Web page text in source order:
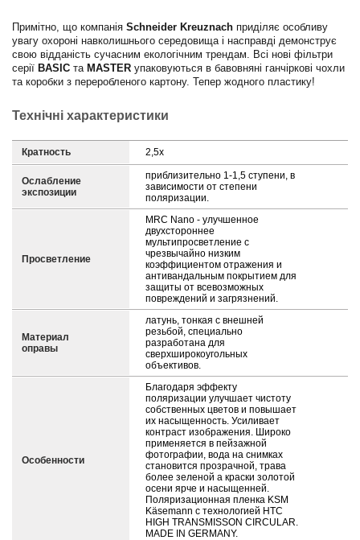
Примітно, що компанія Schneider Kreuznach приділяє особливу
увагу охороні навколишнього середовища і насправді демонструє
свою відданість сучасним екологічним трендам. Всі нові фільтри
серії BASIC та MASTER упаковуються в бавовняні ганчіркові чохли
та коробки з переробленого картону. Тепер жодного пластику!
Технічні характеристики
Кратность 2,5х
Ослабление
экспозиции
приблизительно 1-1,5 ступени, в
зависимости от степени
поляризации.
Просветление
MRC Nano - улучшенное
двухстороннее
мультипросветление с
чрезвычайно низким
коэффициентом отражения и
антивандальным покрытием для
защиты от всевозможных
повреждений и загрязнений.
Материал
оправы
латунь, тонкая с внешней
резьбой, специально
разработана для
сверхширокоугольных
объективов.
Особенности
Благодаря эффекту
поляризации улучшает чистоту
собственных цветов и повышает
их насыщенность. Усиливает
контраст изображения. Широко
применяется в пейзажной
фотографии, вода на снимках
становится прозрачной, трава
более зеленой а краски золотой
осени ярче и насыщенней.
Поляризационная пленка KSM
Käsemann с технологией HTC
HIGH TRANSMISSON CIRCULAR.
MADE IN GERMANY.